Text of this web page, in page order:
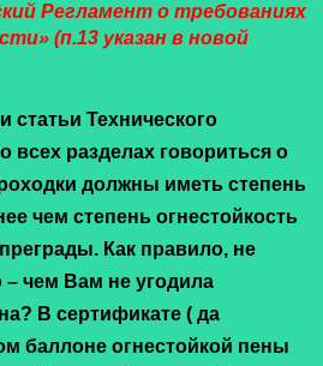
Регламент о требованиях
(п.13 указан в новой
статьи Технического
всех разделах говориться о
должны иметь степень
чем степень огнестойкость
Как правило, не
– чем Вам не угодила
В сертификате ( да
баллоне огнестойкой пены